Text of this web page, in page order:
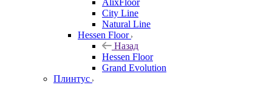
AlixFloor
City Line
Natural Line
Hessen Floor
Назад
Hessen Floor
Grand Evolution
Плинтус